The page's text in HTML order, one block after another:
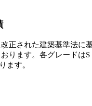
正された建築基準法
ります。各グレードは
ます。